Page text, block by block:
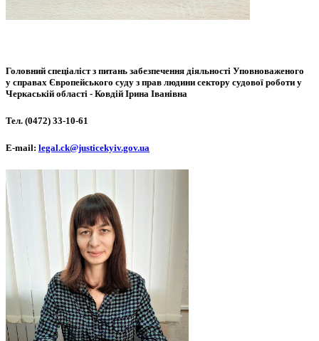
Головний спеціаліст з питань забезпечення діяльності Уповноваженого
у справах Європейського суду з прав людини сектору судової роботи у
Черкаській області - Ковдій Ірина Іванівна
Тел. (0472) 33-10-61
Е-mail: legal.ck@justicekyiv.gov.ua